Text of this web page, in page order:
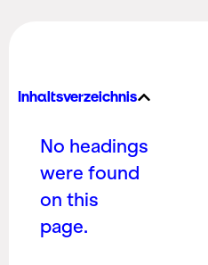
Inhaltsverzeichnis
No headings
were found
on this
page.